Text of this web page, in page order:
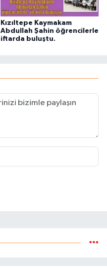
Kızıltepe Kaymakam
Abdullah Şahin öğrencilerle
iftarda buluştu.